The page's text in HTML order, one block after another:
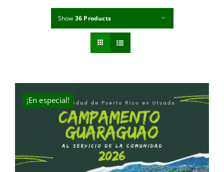
Show 36 Products
¡En especial!